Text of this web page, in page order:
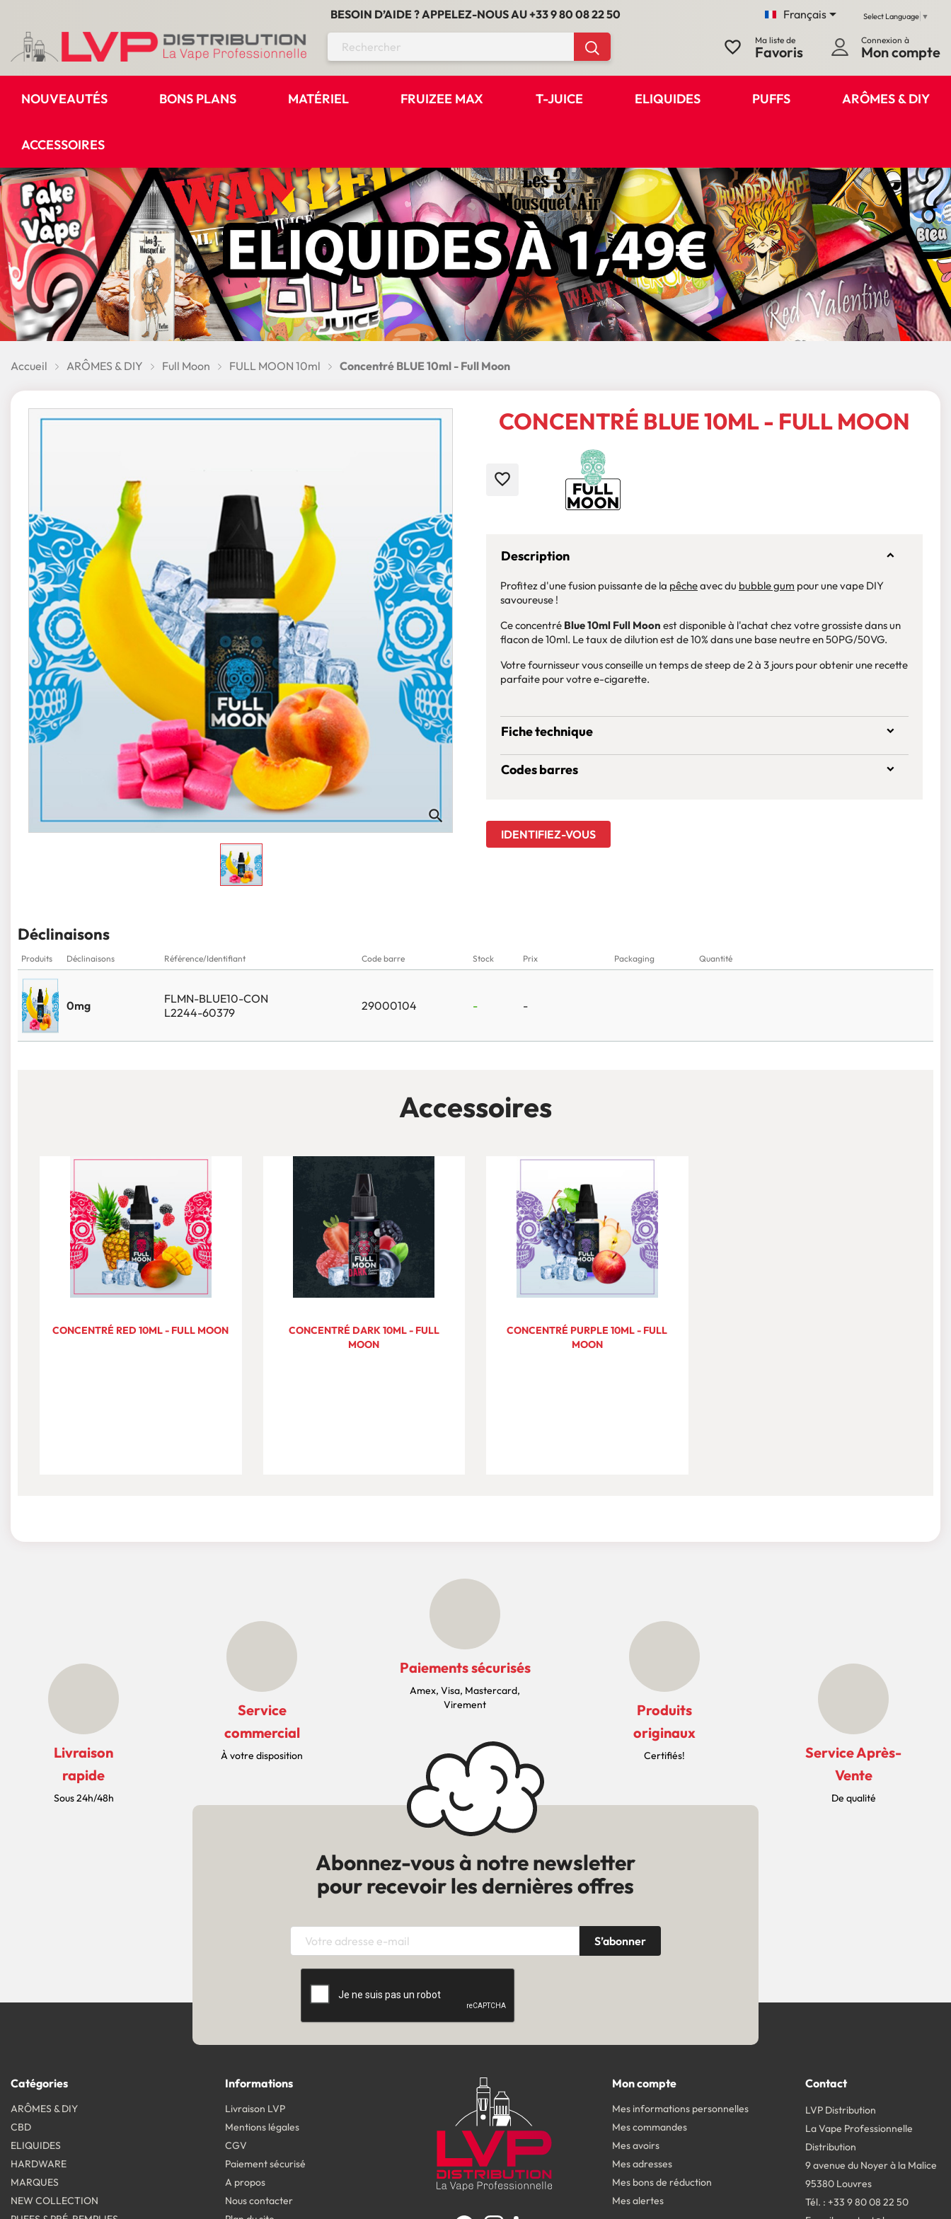
BESOIN D’AIDE ? APPELEZ-NOUS AU+33 9 80 08 22 50 Français Select Language ▼
favorite_border Ma liste de
Favoris
Connexion à
Mon compte
NOUVEAUTÉS BONS PLANS MATÉRIEL FRUIZEE MAX T-JUICE ELIQUIDES PUFFS ARÔMES & DIY
ACCESSOIRES
Accueil ARÔMES & DIY Full Moon FULL MOON 10ml Concentré BLUE 10ml - Full Moon
search
CONCENTRÉ BLUE 10ML - FULL MOON
favorite_border
Description
Profitez d'une fusion puissante de la pêcheavec du bubble gum pour une vape DIY
savoureuse !
Ce concentré Blue 10ml Full Moon est disponible à l'achat chez votre grossiste dans un
flacon de 10ml. Le taux de dilution est de 10% dans une base neutre en 50PG/50VG.
Votre fournisseur vous conseille un temps de steep de 2 à 3 jours pour obtenir une recette
parfaite pour votre e-cigarette.
Fiche technique
Codes barres
IDENTIFIEZ-VOUS
Déclinaisons
Produits Déclinaisons Référence/Identifiant Code barre Stock Prix Packaging Quantité
0mg
FLMN-BLUE10-CON
L2244-60379
29000104 - -
Accessoires
CONCENTRÉ RED 10ML - FULL MOON
CONCENTRÉ DARK 10ML - FULL
MOON
CONCENTRÉ PURPLE 10ML - FULL
MOON
Livraison
rapide
Sous 24h/48h
Service
commercial
À votre disposition
Paiements sécurisés
Amex, Visa, Mastercard,
Virement
Produits
originaux
Certifiés!
Service Après-
Vente
De qualité
Abonnez-vous à notre newsletter
pour recevoir les dernières offres
Catégories
ARÔMES & DIY
CBD
ELIQUIDES
HARDWARE
MARQUES
NEW COLLECTION
Informations
Livraison LVP
Mentions légales
CGV
Paiement sécurisé
A propos
Nous contacter
Mon compte
Mes informations personnelles
Mes commandes
Mes avoirs
Mes adresses
Mes bons de réduction
Mes alertes
Contact
LVP Distribution
La Vape Professionnelle
Distribution
9 avenue du Noyer à la Malice
95380 Louvres
Tél. : +33 9 80 08 22 50